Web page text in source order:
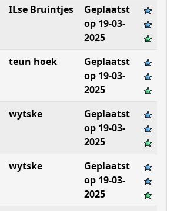
ILse Bruintjes
Geplaatst
op 19-03-
2025
teun hoek
Geplaatst
op 19-03-
2025
wytske
Geplaatst
op 19-03-
2025
wytske
Geplaatst
op 19-03-
2025